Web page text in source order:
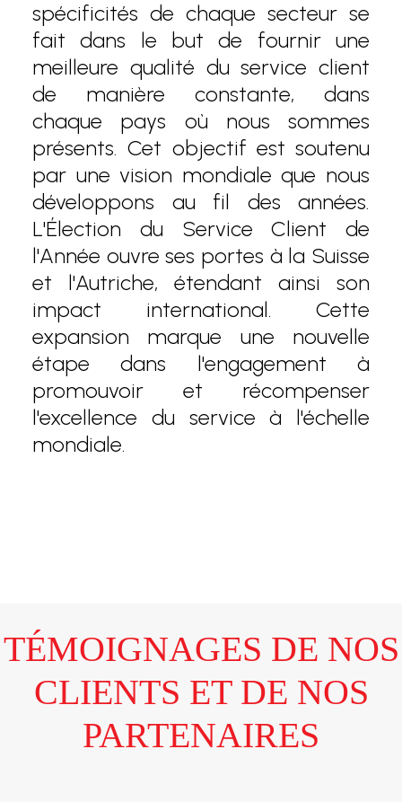
spécificités de chaque secteur se
fait dans le but de fournir une
meilleure qualité du service client
de manière constante, dans
chaque pays où nous sommes
présents. Cet objectif est soutenu
par une vision mondiale que nous
développons au fil des années.
L'Élection du Service Client de
l'Année ouvre ses portes à la Suisse
et l'Autriche, étendant ainsi son
impact international. Cette
expansion marque une nouvelle
étape dans l'engagement à
promouvoir et récompenser
l'excellence du service à l'échelle
mondiale.
TÉMOIGNAGES DE NOS
CLIENTS ET DE NOS
PARTENAIRES